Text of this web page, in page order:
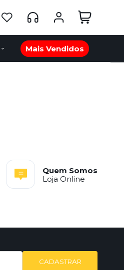
Mais Vendidos
Quem Somos
Loja Online
CADASTRAR